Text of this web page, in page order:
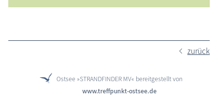
zurück
Ostsee »STRANDFINDER MV« bereitgestellt von
www.treffpunkt-ostsee.de